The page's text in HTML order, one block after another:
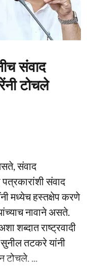
संवाद
टोचले
संवाद
पत्रकारांशी संवाद
मध्येच हस्तक्षेप करणे
नावाने असते.
शब्दात राष्ट्रवादी
तटकरे यांनी
टोचले. ...